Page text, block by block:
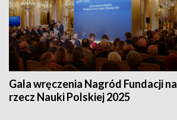
Gala wręczenia Nagród Fundacji na
rzecz Nauki Polskiej 2025